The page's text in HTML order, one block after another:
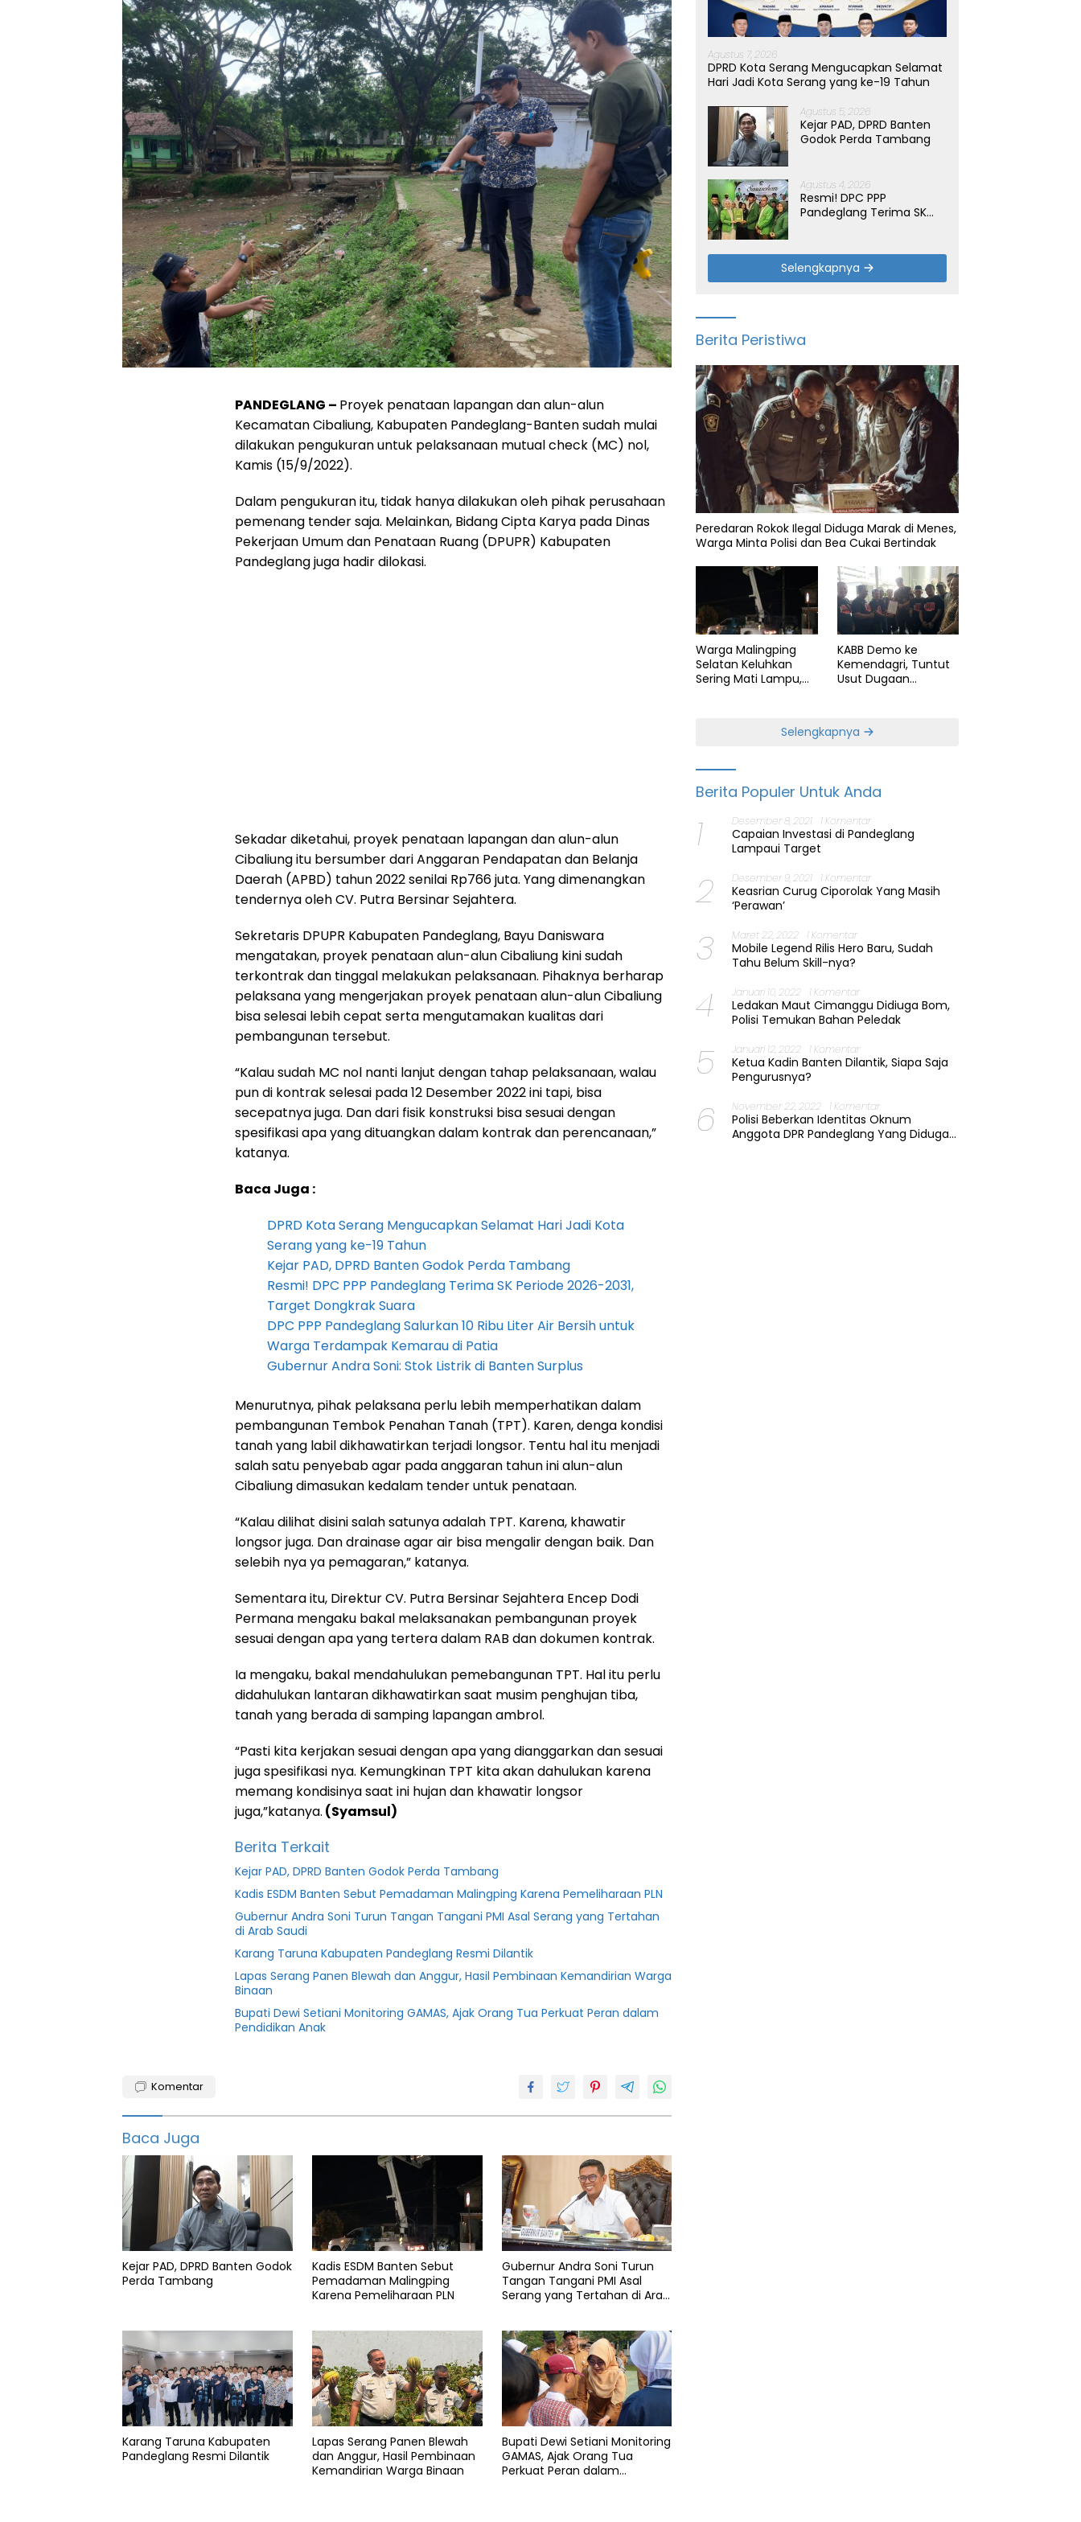
PANDEGLANG – Proyek penataan lapangan dan alun-alun
Kecamatan Cibaliung, Kabupaten Pandeglang-Banten sudah mulai
dilakukan pengukuran untuk pelaksanaan mutual check (MC) nol,
Kamis (15/9/2022).
Dalam pengukuran itu, tidak hanya dilakukan oleh pihak perusahaan
pemenang tender saja. Melainkan, Bidang Cipta Karya pada Dinas
Pekerjaan Umum dan Penataan Ruang (DPUPR) Kabupaten
Pandeglang juga hadir dilokasi.
Sekadar diketahui, proyek penataan lapangan dan alun-alun
Cibaliung itu bersumber dari Anggaran Pendapatan dan Belanja
Daerah (APBD) tahun 2022 senilai Rp766 juta. Yang dimenangkan
tendernya oleh CV. Putra Bersinar Sejahtera.
Sekretaris DPUPR Kabupaten Pandeglang, Bayu Daniswara
mengatakan, proyek penataan alun-alun Cibaliung kini sudah
terkontrak dan tinggal melakukan pelaksanaan. Pihaknya berharap
pelaksana yang mengerjakan proyek penataan alun-alun Cibaliung
bisa selesai lebih cepat serta mengutamakan kualitas dari
pembangunan tersebut.
“Kalau sudah MC nol nanti lanjut dengan tahap pelaksanaan, walau
pun di kontrak selesai pada 12 Desember 2022 ini tapi, bisa
secepatnya juga. Dan dari fisik konstruksi bisa sesuai dengan
spesifikasi apa yang dituangkan dalam kontrak dan perencanaan,”
katanya.
Baca Juga :
DPRD Kota Serang Mengucapkan Selamat Hari Jadi Kota
Serang yang ke-19 Tahun
Kejar PAD, DPRD Banten Godok Perda Tambang
Resmi! DPC PPP Pandeglang Terima SK Periode 2026-2031,
Target Dongkrak Suara
DPC PPP Pandeglang Salurkan 10 Ribu Liter Air Bersih untuk
Warga Terdampak Kemarau di Patia
Gubernur Andra Soni: Stok Listrik di Banten Surplus
Menurutnya, pihak pelaksana perlu lebih memperhatikan dalam
pembangunan Tembok Penahan Tanah (TPT). Karen, denga kondisi
tanah yang labil dikhawatirkan terjadi longsor. Tentu hal itu menjadi
salah satu penyebab agar pada anggaran tahun ini alun-alun
Cibaliung dimasukan kedalam tender untuk penataan.
“Kalau dilihat disini salah satunya adalah TPT. Karena, khawatir
longsor juga. Dan drainase agar air bisa mengalir dengan baik. Dan
selebih nya ya pemagaran,” katanya.
Sementara itu, Direktur CV. Putra Bersinar Sejahtera Encep Dodi
Permana mengaku bakal melaksanakan pembangunan proyek
sesuai dengan apa yang tertera dalam RAB dan dokumen kontrak.
Ia mengaku, bakal mendahulukan pemebangunan TPT. Hal itu perlu
didahulukan lantaran dikhawatirkan saat musim penghujan tiba,
tanah yang berada di samping lapangan ambrol.
“Pasti kita kerjakan sesuai dengan apa yang dianggarkan dan sesuai
juga spesifikasi nya. Kemungkinan TPT kita akan dahulukan karena
memang kondisinya saat ini hujan dan khawatir longsor
juga,”katanya. (Syamsul)
Berita Terkait
Kejar PAD, DPRD Banten Godok Perda Tambang
Kadis ESDM Banten Sebut Pemadaman Malingping Karena Pemeliharaan PLN
Gubernur Andra Soni Turun Tangan Tangani PMI Asal Serang yang Tertahan
di Arab Saudi
Karang Taruna Kabupaten Pandeglang Resmi Dilantik
Lapas Serang Panen Blewah dan Anggur, Hasil Pembinaan Kemandirian Warga
Binaan
Bupati Dewi Setiani Monitoring GAMAS, Ajak Orang Tua Perkuat Peran dalam
Pendidikan Anak
Info
pupr
Pembangunan
Alun-alun
Komentar
Baca Juga
Kejar PAD, DPRD Banten Godok
Perda Tambang
Kadis ESDM Banten Sebut
Pemadaman Malingping
Karena Pemeliharaan PLN
Gubernur Andra Soni Turun
Tangan Tangani PMI Asal
Serang yang Tertahan di Arab
Karang Taruna Kabupaten
Pandeglang Resmi Dilantik
Lapas Serang Panen Blewah
dan Anggur, Hasil Pembinaan
Kemandirian Warga Binaan
Bupati Dewi Setiani Monitoring
GAMAS, Ajak Orang Tua
Perkuat Peran dalam
Agustus 7, 2026
DPRD Kota Serang Mengucapkan Selamat
Hari Jadi Kota Serang yang ke-19 Tahun
Agustus 5, 2026
Kejar PAD, DPRD Banten
Godok Perda Tambang
Agustus 4, 2026
Resmi! DPC PPP
Pandeglang Terima SK
Selengkapnya
Berita Peristiwa
Peredaran Rokok Ilegal Diduga Marak di Menes,
Warga Minta Polisi dan Bea Cukai Bertindak
Warga Malingping
Selatan Keluhkan
Sering Mati Lampu,
KABB Demo ke
Kemendagri, Tuntut
Usut Dugaan
Selengkapnya
Berita Populer Untuk Anda
1 Desember 8, 2021 1 Komentar
Capaian Investasi di Pandeglang
Lampaui Target
2 Desember 9, 2021 1 Komentar
Keasrian Curug Ciporolak Yang Masih
‘Perawan’
3 Maret 22, 2022 1 Komentar
Mobile Legend Rilis Hero Baru, Sudah
Tahu Belum Skill-nya?
4 Januari 10, 2022 1 Komentar
Ledakan Maut Cimanggu Didiuga Bom,
Polisi Temukan Bahan Peledak
5 Januari 12, 2022 1 Komentar
Ketua Kadin Banten Dilantik, Siapa Saja
Pengurusnya?
6 November 22, 2022 1 Komentar
Polisi Beberkan Identitas Oknum
Anggota DPR Pandeglang Yang Diduga